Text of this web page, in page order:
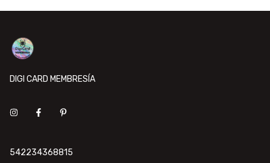
DIGI CARD MEMBRESÍA
542234368815